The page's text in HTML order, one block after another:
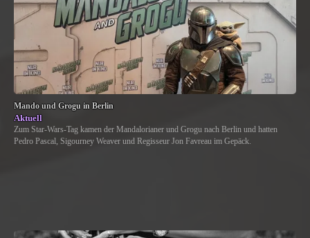
Mando und Grogu in Berlin
Aktuell
Zum Star-Wars-Tag kamen der Mandalorianer und Grogu nach Berlin und hatten
Pedro Pascal, Sigourney Weaver und Regisseur Jon Favreau im Gepäck.